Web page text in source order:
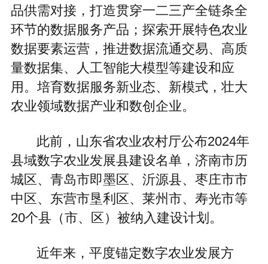
品供需对接，打造贯穿一二三产全链条全
环节的数据服务产品；探索开展特色农业
数据要素运营，推进数据流通交易、高质
量数据集、人工智能大模型等建设和应
用。培育数据服务新业态、新模式，壮大
农业领域数据产业和数创企业。
此前，山东省农业农村厅公布2024年
县域数字农业发展县建设名单，济南市历
城区、青岛市即墨区、沂源县、枣庄市市
中区、东营市垦利区、莱州市、寿光市等
20个县（市、区）被纳入建设计划。
近年来，平度锚定数字农业发展方